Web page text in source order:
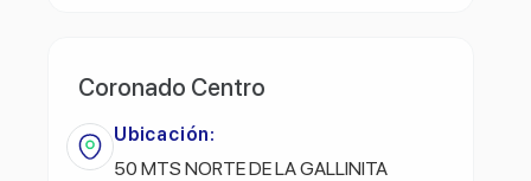
Coronado Centro
Ubicación:
50 MTS NORTE DE LA GALLINITA